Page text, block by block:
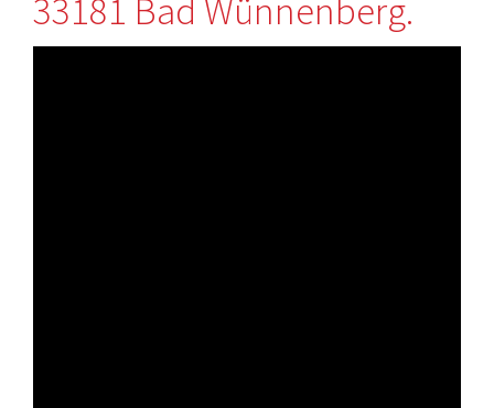
33181 Bad Wünnenberg.